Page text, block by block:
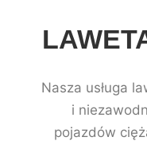
Nasza usługa
i
pojazdów